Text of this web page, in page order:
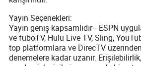
Yayın Seçenekleri:
Yayın geniş kapsamlıdır—ESPN
ve fuboTV, Hulu Live TV, Sling,
top platformlara ve DirecTV
denemelere kadar uzanır.